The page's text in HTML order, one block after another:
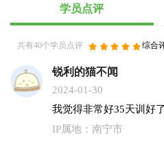
业道德、责任心强的高级驾驶员
性收费，随到随学原则，如有特
对管理人员及教练员有一系列行
行严惩不怠的原则，力求给学员
有雪铁龙手动挡、自动挡等各种
丰富、驾驶技术精湛、服务态度
练员。总校训练基地还设有按新
机动车模型，模拟驾驶机电教磁
学员点评
共有40个学员点评 综合
锐利的猫不闻
2024-01-30
我觉得非常好35天训好
IP属地：南宁市